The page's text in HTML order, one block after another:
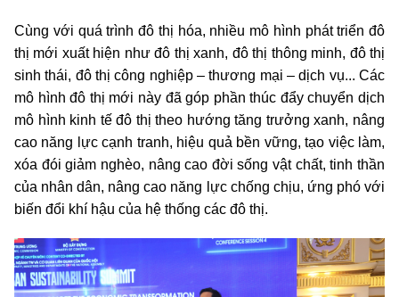
Cùng với quá trình đô thị hóa, nhiều mô hình phát triển đô
thị mới xuất hiện như đô thị xanh, đô thị thông minh, đô thị
sinh thái, đô thị công nghiệp – thương mại – dịch vụ... Các
mô hình đô thị mới này đã góp phần thúc đẩy chuyển dịch
mô hình kinh tế đô thị theo hướng tăng trưởng xanh, nâng
cao năng lực cạnh tranh, hiệu quả bền vững, tạo việc làm,
xóa đói giảm nghèo, nâng cao đời sống vật chất, tinh thần
của nhân dân, nâng cao năng lực chống chịu, ứng phó với
biến đổi khí hậu của hệ thống các đô thị.